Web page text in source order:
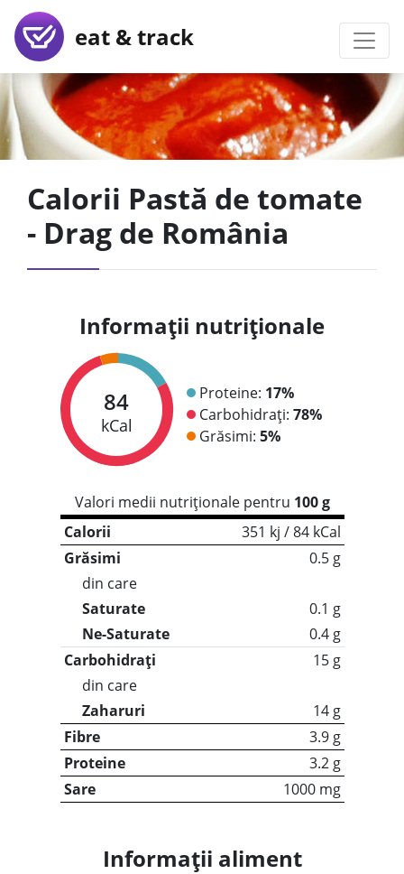
eat & track
Calorii Pastă de tomate
- Drag de România
Informații nutriționale
84
kCal
Proteine: 17%
Carbohidrați: 78%
Grăsimi: 5%
Valori medii nutriționale pentru 100 g
Calorii
351 kj / 84 kCal
Grăsimi
0.5 g
din care
Saturate
0.1 g
Ne-Saturate
0.4 g
Carbohidrați
15 g
din care
Zaharuri
14 g
Fibre
3.9 g
Proteine
3.2 g
Sare
1000 mg
Informații aliment